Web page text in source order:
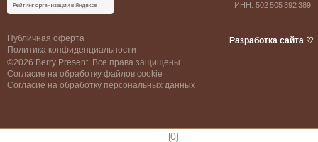
[0]
©2026 Berry Present. Все права защищены.
ИНН: 502 505 392 389
Согласие на обработку файлов cookie
Согласие на обработку персональных данных
Публичная оферта
Политика конфиденциальности
Разработка сайта ♡